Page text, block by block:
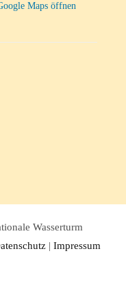
Maps öffnen
Wasserturm
| Impressum